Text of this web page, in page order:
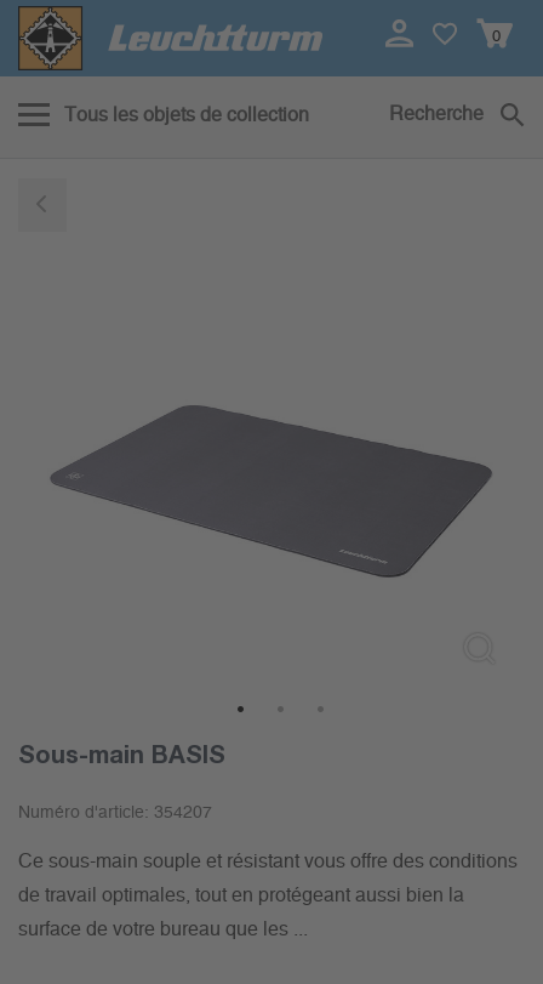
0
Tous les objets de collection Recherche
Sous-main BASIS
Numéro d'article: 354207
Ce sous-main souple et résistant vous offre des conditions
de travail optimales, tout en protégeant aussi bien la
surface de votre bureau que les ...